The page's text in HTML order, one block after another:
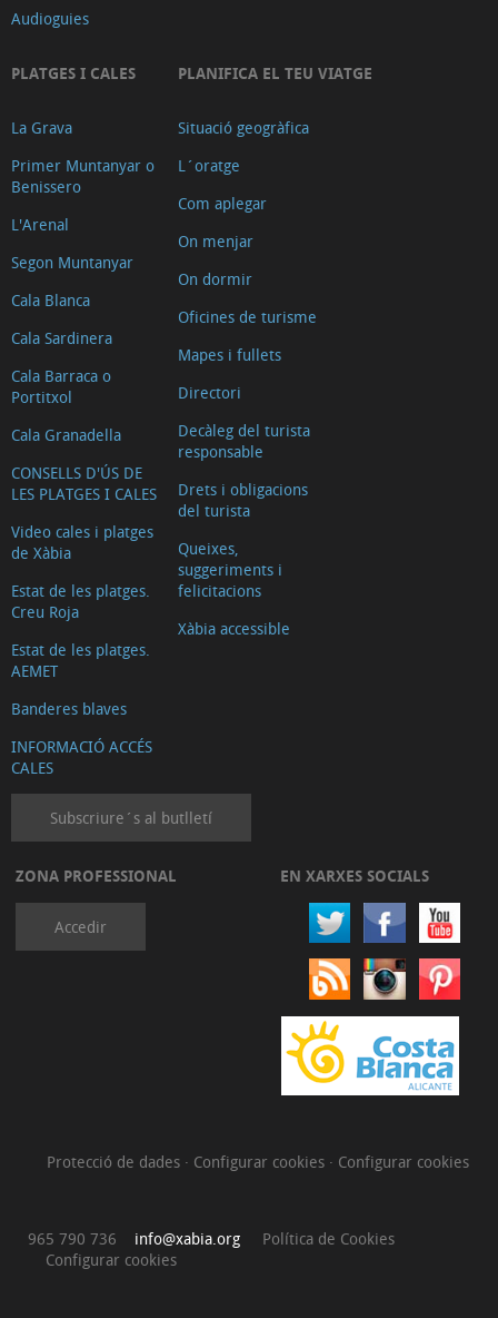
Audioguies
PLATGES I CALES
La Grava
Primer Muntanyar o
Benissero
L'Arenal
Segon Muntanyar
Cala Blanca
Cala Sardinera
Cala Barraca o
Portitxol
Cala Granadella
CONSELLS D'ÚS DE
LES PLATGES I CALES
Video cales i platges
de Xàbia
Estat de les platges.
Creu Roja
Estat de les platges.
AEMET
Banderes blaves
INFORMACIÓ ACCÉS
CALES
PLANIFICA EL TEU VIATGE
Situació geogràfica
L´oratge
Com aplegar
On menjar
On dormir
Oficines de turisme
Mapes i fullets
Directori
Decàleg del turista
responsable
Drets i obligacions
del turista
Queixes,
suggeriments i
felicitacions
Xàbia accessible
Subscriure´s al butlletí
ZONA PROFESSIONAL
Accedir
EN XARXES SOCIALS
Protecció de dades · Configurar cookies · Configurar cookies
965 790 736 info@xabia.org
Política de Cookies
Configurar cookies